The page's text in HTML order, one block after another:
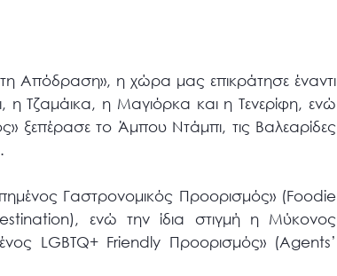
Απόδραση», η χώρα μας επικράτησε έναντι
η Μαγιόρκα και η Τενερίφη, ενώ
ξεπέρασε το Άμπου Ντάμπι, τις Βαλεαρίδες
Γαστρονομικός Προορισμός» (Foodie
ενώ την ίδια στιγμή η Μύκονος
LGBTQ+ Friendly Προορισμός» (Agents’